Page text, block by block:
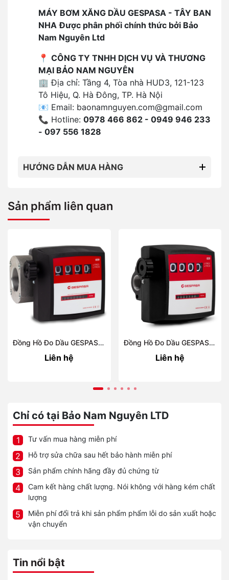
MÁY BƠM XĂNG DẦU GESPASA - TÂY BAN
NHA Được phân phối chính thức bởi Bảo
Nam Nguyên Ltd
📍 CÔNG TY TNHH DỊCH VỤ VÀ THƯƠNG
MẠI BẢO NAM NGUYÊN
🏢 Địa chỉ: Tầng 4, Tòa nhà HUD3, 121-123
Tô Hiệu, Q. Hà Đông, TP. Hà Nội
📧 Email: baonamnguyen.com@gmail.com
📞 Hotline: 0978 466 862 - 0949 946 233
- 097 556 1828
HƯỚNG DẪN MUA HÀNG
Sản phẩm liên quan
Đồng Hồ Đo Dầu GESPASA MGM-400
Liên hệ
Đồng Hồ Đo Dầu GESPASA MGM-110
Liên hệ
Chỉ có tại Bảo Nam Nguyên LTD
1 Tư vấn mua hàng miễn phí
2 Hỗ trợ sửa chữa sau hết bảo hành miễn phí
3 Sản phẩm chính hãng đầy đủ chứng từ
4
Cam kết hàng chất lượng. Nói không với hàng kém chất
lượng
5
Miễn phí đổi trả khi sản phẩm phẩm lỗi do sản xuất hoặc
vận chuyển
Tin nổi bật